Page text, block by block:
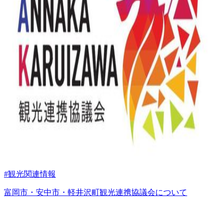
#観光関連情報
富岡市・安中市・軽井沢町観光連携協議会について